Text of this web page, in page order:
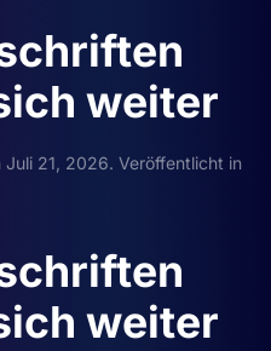
weiter
Juli 21, 2026. Veröffentlicht in
weiter